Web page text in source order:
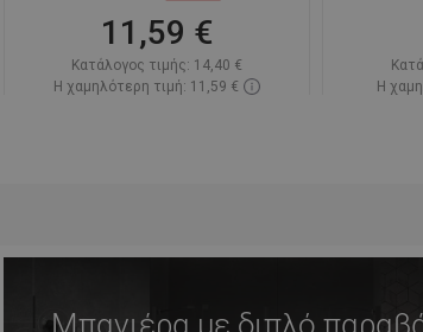
11,59 €
Κατάλογος τιμής: 14,40 €
Η χαμηλότερη τιμή: 11,59 €
Η